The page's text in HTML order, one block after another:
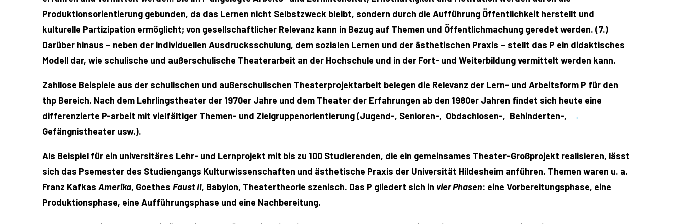
Produktionsorientierung gebunden, da das Lernen nicht Selbstzweck bleibt, sondern durch die Aufführung Öffentlichkeit herstellt und
kulturelle Partizipation ermöglicht; von gesellschaftlicher Relevanz kann in Bezug auf Themen und Öffentlichmachung geredet werden. (7.)
Darüber hinaus – neben der individuellen Ausdrucksschulung, dem sozialen Lernen und der ästhetischen Praxis – stellt das P ein didaktisches
Modell dar, wie schulische und außerschulische Theaterarbeit an der Hochschule und in der Fort- und Weiterbildung vermittelt werden kann.
Zahllose Beispiele aus der schulischen und außerschulischen Theaterprojektarbeit belegen die Relevanz der Lern- und Arbeitsform P für den
thp Bereich. Nach dem Lehrlingstheater der 1970er Jahre und dem Theater der Erfahrungen ab den 1980er Jahren findet sich heute eine
differenzierte P-arbeit mit vielfältiger Themen- und Zielgruppenorientierung (Jugend-, Senioren-, Obdachlosen-, Behinderten-, →
Gefängnistheater usw.).
Als Beispiel für ein universitäres Lehr- und Lernprojekt mit bis zu 100 Studierenden, die ein gemeinsames Theater-Großprojekt realisieren, lässt
sich das Psemester des Studiengangs Kulturwissenschaften und ästhetische Praxis der Universität Hildesheim anführen. Themen waren u. a.
Franz Kafkas Amerika, Goethes Faust II, Babylon, Theatertheorie szenisch. Das P gliedert sich in vier Phasen: eine Vorbereitungsphase, eine
Produktionsphase, eine Aufführungsphase und eine Nachbereitung.